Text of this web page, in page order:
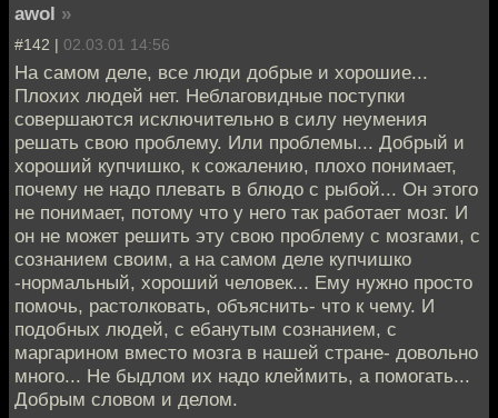
awol »
#142 | 02.03.01 14:56
На самом деле, все люди добрые и хорошие...
Плохих людей нет. Неблаговидные поступки
совершаются исключительно в силу неумения
решать свою проблему. Или проблемы... Добрый и
хороший купчишко, к сожалению, плохо понимает,
почему не надо плевать в блюдо с рыбой... Он этого
не понимает, потому что у него так работает мозг. И
он не может решить эту свою проблему с мозгами, с
сознанием своим, а на самом деле купчишко
-нормальный, хороший человек... Ему нужно просто
помочь, растолковать, объяснить- что к чему. И
подобных людей, с ебанутым сознанием, с
маргарином вместо мозга в нашей стране- довольно
много... Не быдлом их надо клеймить, а помогать...
Добрым словом и делом.